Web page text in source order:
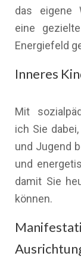
das eigene
eine
Energiefeld
Inneres
Mit
ich Sie
und Jugend
und
damit Sie
können.